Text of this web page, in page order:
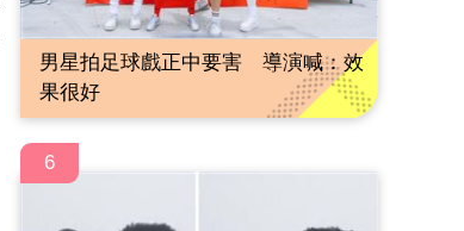
男星拍足球戲正中要害 導演喊：效
果很好
6